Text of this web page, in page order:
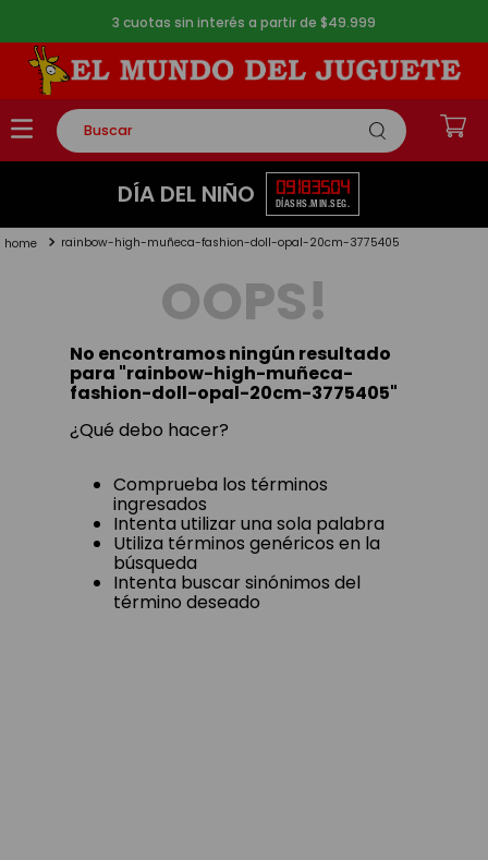
3 cuotas sin interés a partir de $49.999
Buscar
TÉRMINOS MÁS BUSCADOS
2.
lego
toy story
DÍA DEL NIÑO 09
DÍAS
18
HS.
35
MIN.
03
SEG.
rainbow-high-muñeca-fashion-doll-opal-20cm-3775405
OOPS!
No encontramos ningún resultado
para "rainbow-high-muñeca-
fashion-doll-opal-20cm-3775405"
¿Qué debo hacer?
Comprueba los términos
ingresados
Intenta utilizar una sola palabra
Utiliza términos genéricos en la
búsqueda
Intenta buscar sinónimos del
término deseado